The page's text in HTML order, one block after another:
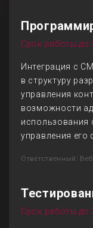
Срок работы до
Интеграция с
в структуру
управления
возможности
использования
управления его
Ответственный:
Срок работы до